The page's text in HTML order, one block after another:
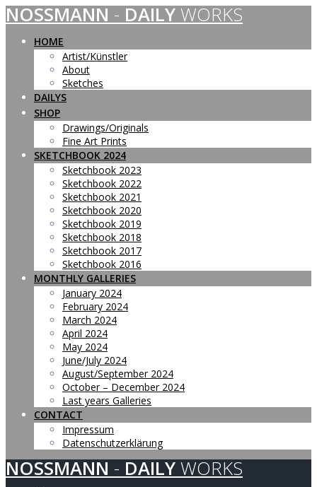
Skip
to
content
NOSSMANN - DAILY WORKS
HOME
Artist/Künstler
About
Sketches
DAILYS
SHOP
Drawings/Originals
Fine Art Prints
SKETCHBOOK 2024
Sketchbook 2023
Sketchbook 2022
Sketchbook 2021
Sketchbook 2020
Sketchbook 2019
Sketchbook 2018
Sketchbook 2017
Sketchbook 2016
MONTHLY GALLERIES
January 2024
February 2024
March 2024
April 2024
May 2024
June/July 2024
August/September 2024
October – December 2024
Last years Galleries
CONTACT
Impressum
Datenschutzerklärung
NOSSMANN - DAILY WORKS